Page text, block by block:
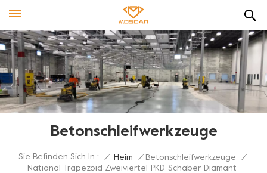
Betonschleifwerkzeuge
Sie Befinden Sich In : / Heim / Betonschleifwerkzeuge
/
National Trapezoid Zweiviertel-PKD-Schaber-Diamant-